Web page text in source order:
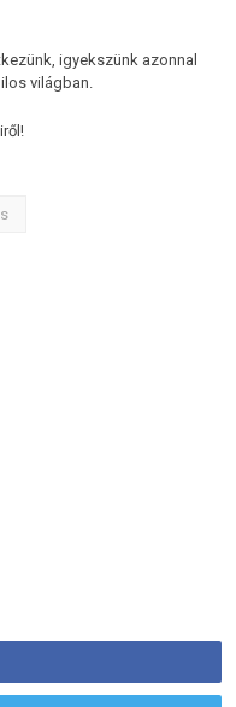
igyekszünk azonnal
világban.